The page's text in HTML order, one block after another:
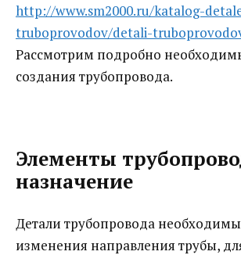
http://www.sm2000.ru/katalog-
truboprovodov/detali-
Рассмотрим подробно
создания трубопровода.
Элементы
назначение
Детали трубопровода
изменения направления трубы,